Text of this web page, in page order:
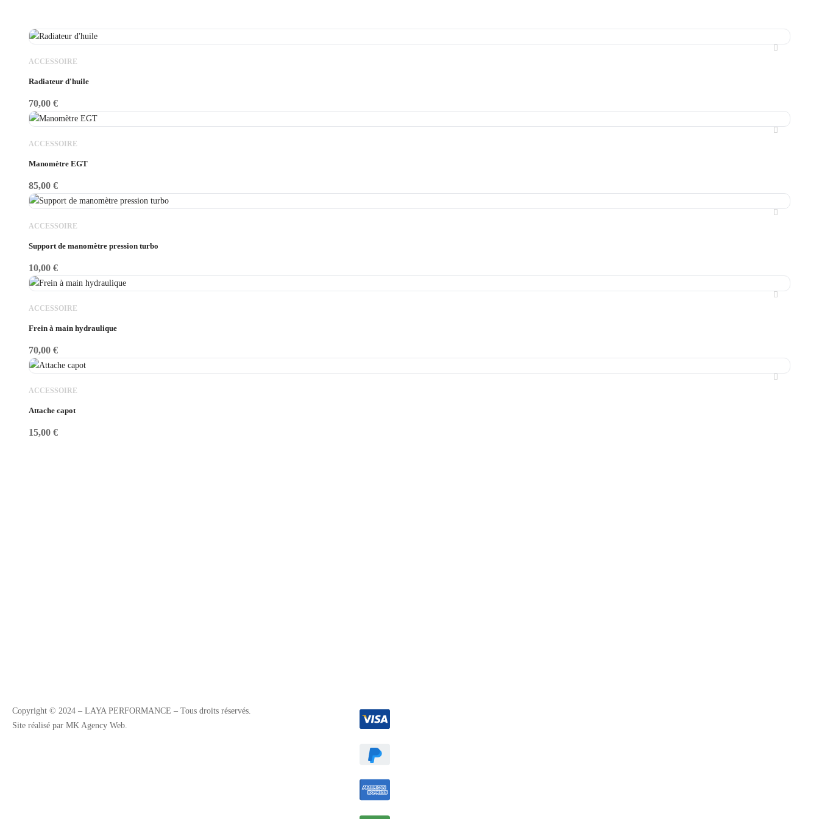
ACCESSOIRE
Radiateur d'huile
70,00 €
ACCESSOIRE
Manomètre EGT
85,00 €
ACCESSOIRE
Support de manomètre pression turbo
10,00 €
ACCESSOIRE
Frein à main hydraulique
70,00 €
ACCESSOIRE
Attache capot
15,00 €
Copyright © 2024 – LAYA PERFORMANCE – Tous droits réservés.
Site réalisé par MK Agency Web.